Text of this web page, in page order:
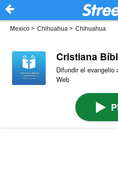
Mexico > Chihuahua > Chihuahua
Cristiana
Difundir el evangelio
Web